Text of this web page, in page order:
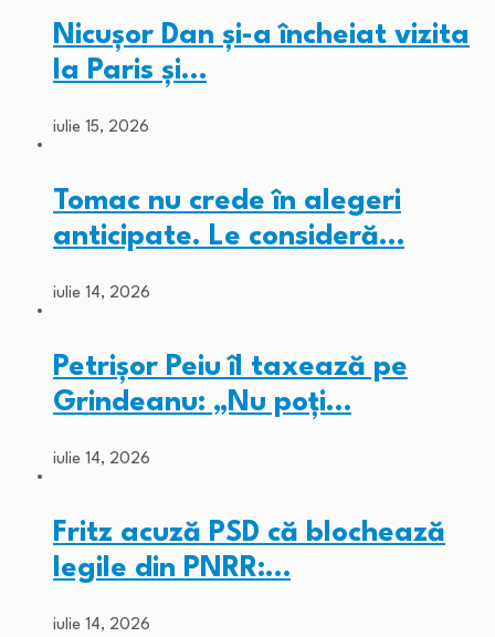
Nicușor Dan și-a încheiat vizita
la Paris și…
iulie 15, 2026
Tomac nu crede în alegeri
anticipate. Le consideră…
iulie 14, 2026
Petrișor Peiu îl taxează pe
Grindeanu: „Nu poți…
iulie 14, 2026
Fritz acuză PSD că blochează
legile din PNRR:…
iulie 14, 2026